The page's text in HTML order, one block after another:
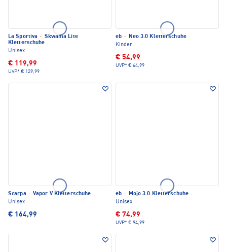
La Sportiva · Skwama Lite
Kletterschuhe
Unisex
€ 119,99
UVP* € 129,99
eb ·
Neo 3.0 Kletterschuhe
Kinder
€ 54,99
UVP* € 64,99
Scarpa · Vapor V Kletterschuhe
Unisex
€ 164,99
eb ·
Mojo 3.0 Kletterschuhe
Unisex
€ 74,99
UVP* € 94,99